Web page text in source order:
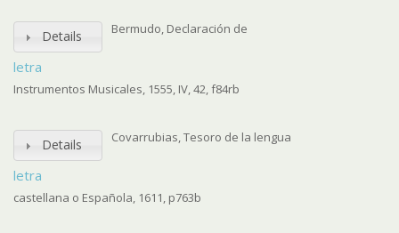
Details
letra
Bermudo, Declaración de
Instrumentos Musicales, 1555, IV, 42, f84rb
Details
letra
Covarrubias, Tesoro de la lengua
castellana o Española, 1611, p763b